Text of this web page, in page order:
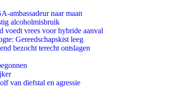
ambassadeur naar maan
alcoholmisbruik
voedt vrees voor hybride aanval
Gereedschapskist leeg
bezocht terecht ontslagen
van diefstal en agressie